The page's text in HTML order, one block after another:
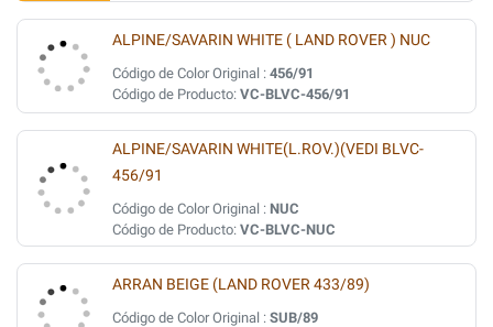
ALPINE/SAVARIN WHITE ( LAND ROVER ) NUC
Código de Color Original : 456/91
Código de Producto: VC-BLVC-456/91
ALPINE/SAVARIN WHITE(L.ROV.)(VEDI BLVC-
456/91
Código de Color Original : NUC
Código de Producto: VC-BLVC-NUC
ARRAN BEIGE (LAND ROVER 433/89)
Código de Color Original : SUB/89